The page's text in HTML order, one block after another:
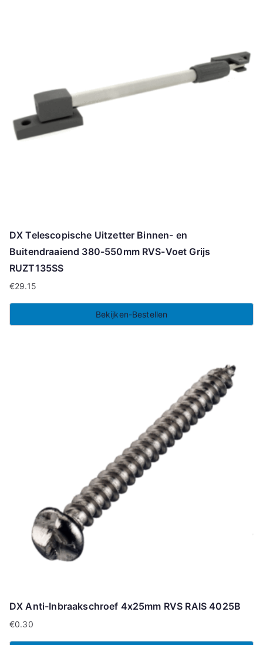
DX Telescopische Uitzetter Binnen- en
Buitendraaiend 380-550mm RVS-Voet Grijs
RUZT135SS
€29.15
Bekijken-Bestellen
DX Anti-Inbraakschroef 4x25mm RVS RAIS 4025B
€0.30